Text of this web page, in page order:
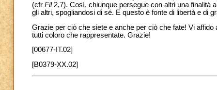
(cfr Fil2,7). Così, chiunque persegue con altri una finalità
gli altri, spogliandosi di sé. E questo è fonte di libertà e di
Grazie per ciò che siete e anche per ciò che fate! Vi
tutti coloro che rappresentate. Grazie!
[00677-IT.02]
[B0379-XX.02]